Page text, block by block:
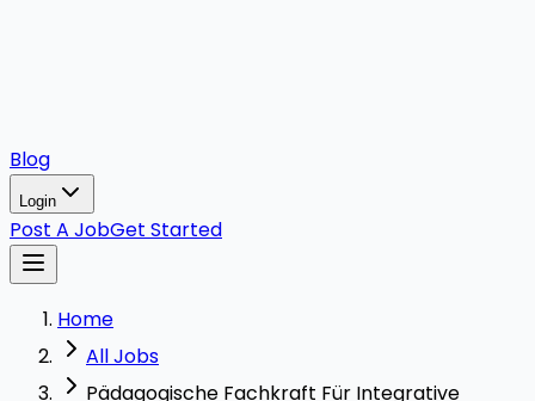
Blog
Login
Post A JobGet Started
Home
All Jobs
Pädagogische Fachkraft Für Integrative